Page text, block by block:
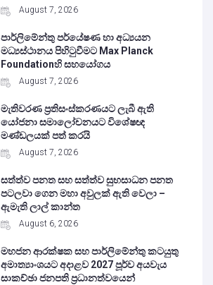
August 7, 2026
පාර්ලිමේන්තු පර්යේෂණ හා අධ්‍යයන
මධ්‍යස්ථානය පිහිටුවීමට Max Planck
Foundationහි සහයෝගය
August 7, 2026
මැතිවරණ ප්‍රතිසංස්කරණයට ලැබී ඇති
යෝජනා සමාලෝචනයට විශේෂඥ
මණ්ඩලයක් පත් කරයි
August 7, 2026
සත්ත්ව පනත සහ සත්ත්ව සුභසාධන පනත
පටලවා ගෙන මහා අවුලක් ඇති වෙලා –
ඇමැති ලාල් කාන්ත
August 6, 2026
මහජන ආරක්ෂක සහ පාර්ලිමේන්තු කටයුතු
අමාත්‍යාංශයට අදාළව 2027 පූර්ව අයවැය
සාකච්ඡා ජනපති ප්‍රධානත්වයෙන්